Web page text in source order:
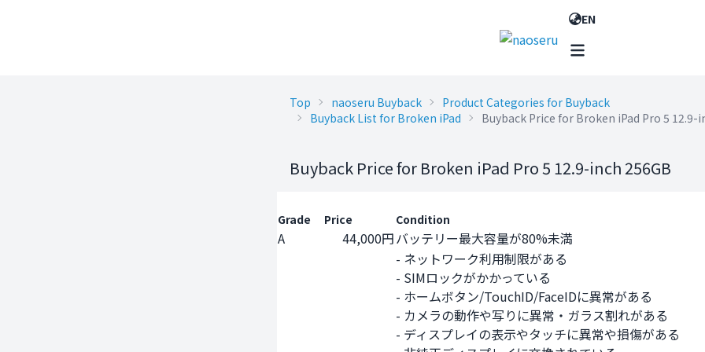
EN
Top naoseru Buyback
Product Categories for Buyback
Buyback List for Broken iPad
Buyback Price for Broken iPad Pro 5 12.9-
Buyback Price for Broken iPad Pro 5 12.9-inch 256GB
Grade Price Condition
A 44,000円バッテリー最大容量が80%未満
- ネットワーク利用制限がある
- SIMロックがかかっている
- ホームボタン/TouchID/FaceIDに異常がある
- カメラの動作や写りに異常・ガラス割れがある
- ディスプレイの表示やタッチに異常や損傷がある